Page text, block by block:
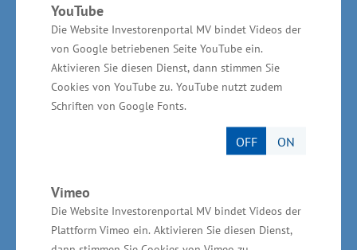
YouTube
Die Website Investorenportal MV bindet Videos der
von Google betriebenen Seite YouTube ein.
Aktivieren Sie diesen Dienst, dann stimmen Sie
Cookies von YouTube zu. YouTube nutzt zudem
Schriften von Google Fonts.
OFF ON
Vimeo
Die Website Investorenportal MV bindet Videos der
Plattform Vimeo ein. Aktivieren Sie diesen Dienst,
komplette Inneneinbauten. Darüber hinaus ist
das Produktionsprogramm auf Ladenbau,
Empfangs- und Tresenanlagen sowie auf Möbel
und Möbelteile ausgerichtet, die in
medizinischen Einrichtungen den
Hygienevorschriften entsprechen.
Wirtschaftsministerium unterstützt vor Ort
Die Gesamtinvestitionen der